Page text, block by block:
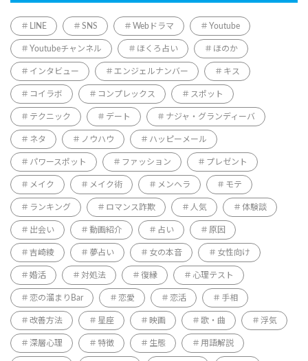
LINE SNS Webドラマ Youtube
Youtubeチャンネル ほくろ占い ほのか
インタビュー エンジェルナンバー キス
コイラボ コンプレックス スポット
テクニック デート ナジャ・グランディーバ
ネタ ノウハウ ハッピーメール
パワースポット ファッション プレゼント
メイク メイク術 メンヘラ モテ
ランキング ロマンス詐欺 人気 体験談
出会い 動画紹介 占い 原因
吉崎綾 夢占い 女の本音 女性向け
婚活 対処法 復縁 心理テスト
恋の溜まりBar 恋愛 恋活 手相
改善方法 星座 映画 歌・曲 浮気
深層心理 特徴 生態 用語解説